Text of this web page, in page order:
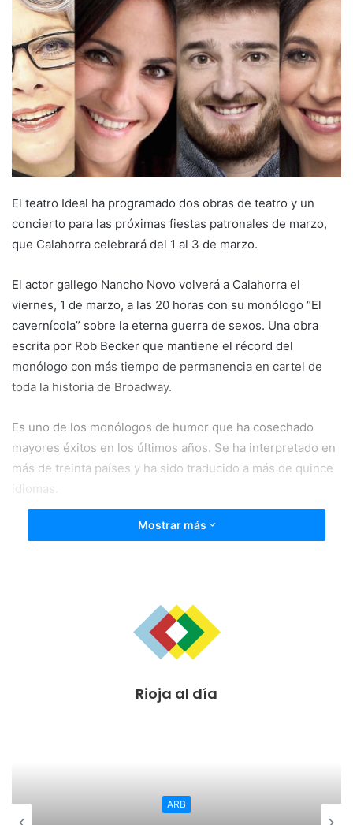
a
n
e
m
a
i
l
El teatro Ideal ha programado dos obras de teatro y un
concierto para las próximas fiestas patronales de marzo,
que Calahorra celebrará del 1 al 3 de marzo.
El actor gallego Nancho Novo volverá a Calahorra el
viernes, 1 de marzo, a las 20 horas con su monólogo “El
cavernícola” sobre la eterna guerra de sexos. Una obra
escrita por Rob Becker que mantiene el récord del
monólogo con más tiempo de permanencia en cartel de
toda la historia de Broadway.
Es uno de los monólogos de humor que ha cosechado
mayores éxitos en los últimos años. Se ha interpretado en
más de treinta países y ha sido traducido a más de quince
idiomas.
“El cavernícola” es una obra desternillante e intuitiva sobre
El sábado, 2 de marzo, los actores Kiti Mánver, Mélani
“Juntos” en el Ideal a las 20 horas. Una fabulosa comedia
Isabel vive, o mejor, sobrevive, en un modesto piso junto a
su hijo Miguel, un joven discapacitado, impulsivo y
Mostrar más
Rioja al día
ARB